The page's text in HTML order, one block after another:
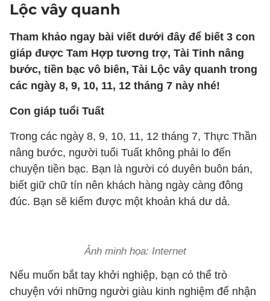
Lộc vây quanh
Tham khảo ngay bài viết dưới đây để biết 3 con
giáp được Tam Hợp tương trợ, Tài Tinh nâng
bước, tiền bạc vô biên, Tài Lộc vây quanh trong
các ngày 8, 9, 10, 11, 12 tháng 7 này nhé!
Con giáp tuổi Tuất
Trong các ngày 8, 9, 10, 11, 12 tháng 7, Thực Thần
nâng bước, người tuổi Tuất không phải lo đến
chuyện tiền bạc. Bạn là người có duyên buôn bán,
biết giữ chữ tín nên khách hàng ngày càng đông
đúc. Bạn sẽ kiếm được một khoản khá dư dả.
Ảnh minh họa: Internet
Nếu muốn bắt tay khởi nghiệp, bạn có thể trò
chuyện với những người giàu kinh nghiệm để nhận